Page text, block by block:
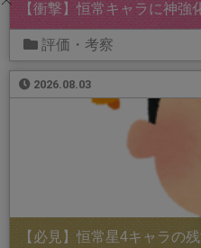
【衝撃】恒常キャラに神強
評価・考察
2026.08.03
【必見】恒常星4キャラの